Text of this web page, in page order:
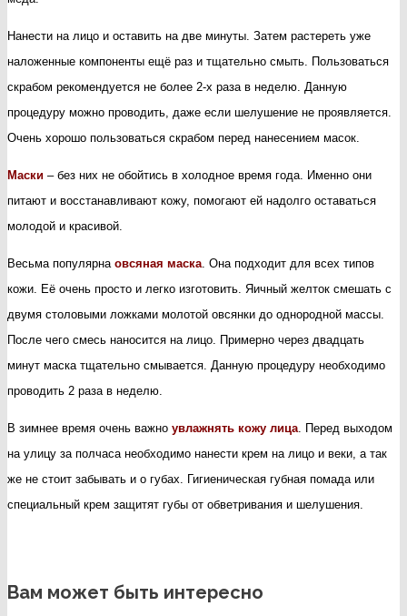
Нанести на лицо и оставить на две минуты. Затем растереть уже
наложенные компоненты ещё раз и тщательно смыть. Пользоваться
скрабом рекомендуется не более 2-х раза в неделю. Данную
процедуру можно проводить, даже если шелушение не проявляется.
Очень хорошо пользоваться скрабом перед нанесением масок.
Маски – без них не обойтись в холодное время года. Именно они
питают и восстанавливают кожу, помогают ей надолго оставаться
молодой и красивой.
Весьма популярна овсяная маска . Она подходит для всех типов
кожи. Её очень просто и легко изготовить. Яичный желток смешать с
двумя столовыми ложками молотой овсянки до однородной массы.
После чего смесь наносится на лицо. Примерно через двадцать
минут маска тщательно смывается. Данную процедуру необходимо
проводить 2 раза в неделю.
В зимнее время очень важно увлажнять кожу лица . Перед выходом
на улицу за полчаса необходимо нанести крем на лицо и веки, а так
же не стоит забывать и о губах. Гигиеническая губная помада или
специальный крем защитят губы от обветривания и шелушения.
Вам может быть интересно